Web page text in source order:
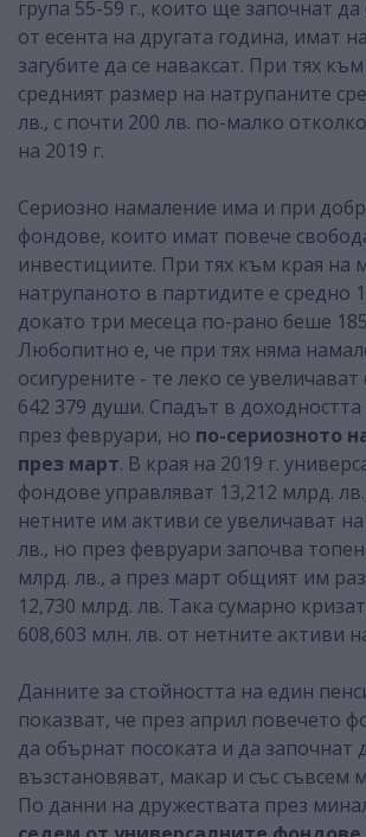
група 55-59 г., които ще започнат
от есента на другата година, имат
загубите да се наваксат. При тях
средният размер на натрупаните
лв., с почти 200 лв. по-малко
на 2019 г.
Сериозно намаление има и при
фондове, които имат повече
инвестициите. При тях към края на
натрупаното в партидите е средно
докато три месеца по-рано беше
Любопитно е, че при тях няма
осигурените - те леко се
642 379 души. Спадът в
през февруари, но по-сериозното
през март. В края на 2019 г.
фондове управляват 13,212 млрд.
нетните им активи се увеличават
лв., но през февруари започва
млрд. лв., а през март общият им
12,730 млрд. лв. Така сумарно
608,603 млн. лв. от нетните активи
Данните за стойността на един
показват, че през април повечето
да обърнат посоката и да започнат
възстановяват, макар и със съвсем
По данни на дружествата през